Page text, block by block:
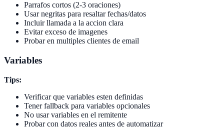
Parrafos cortos (2-3 oraciones)
Usar negritas para resaltar fechas/datos
Incluir llamada a la accion clara
Evitar exceso de imagenes
Probar en multiples clientes de email
Variables
Tips:
Verificar que variables esten definidas
Tener fallback para variables opcionales
No usar variables en el remitente
Probar con datos reales antes de automatizar